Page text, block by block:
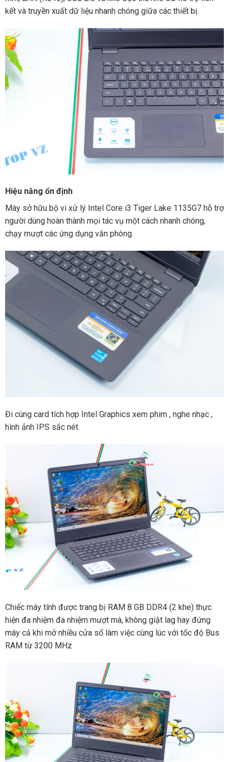
kết và truyền xuất dữ liệu nhanh chóng giữa các thiết bị.
Hiệu năng ổn định
Máy sở hữu bộ vi xử lý Intel Core i3 Tiger Lake 1135G7 hỗ trợ
người dùng hoàn thành mọi tác vụ một cách nhanh chóng,
chạy mượt các ứng dụng văn phòng.
Đi cùng card tích hợp Intel Graphics xem phim , nghe nhạc ,
hình ảnh IPS sắc nét.
Chiếc máy tính được trang bị RAM 8 GB DDR4 (2 khe) thực
hiện đa nhiệm đa nhiệm mượt mà, không giật lag hay đứng
máy cả khi mở nhiều cửa sổ làm việc cùng lúc với tốc độ Bus
RAM từ 3200 MHz